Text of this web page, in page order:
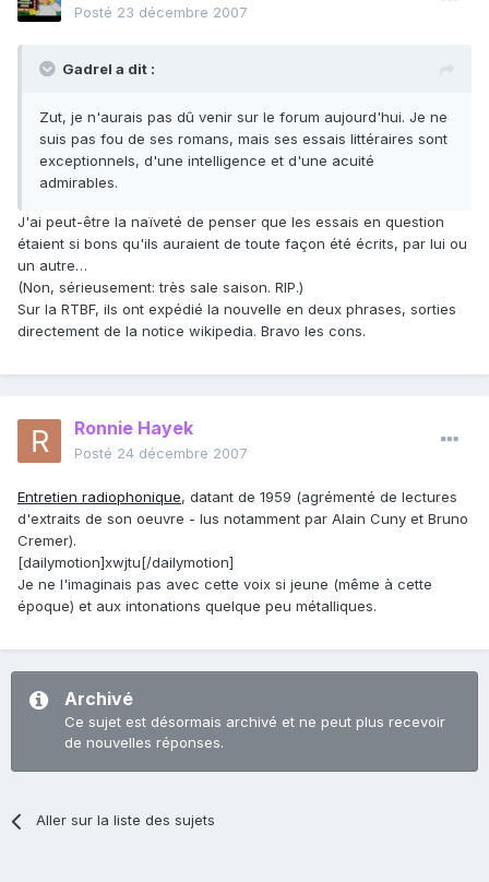
Posté 23 décembre 2007
Gadrel a dit :
Zut, je n'aurais pas dû venir sur le forum aujourd'hui. Je ne
suis pas fou de ses romans, mais ses essais littéraires sont
exceptionnels, d'une intelligence et d'une acuité
admirables.
J'ai peut-être la naïveté de penser que les essais en question
étaient si bons qu'ils auraient de toute façon été écrits, par lui ou
un autre…
(Non, sérieusement: très sale saison. RIP.)
Sur la RTBF, ils ont expédié la nouvelle en deux phrases, sorties
directement de la notice wikipedia. Bravo les cons.
Ronnie Hayek
Posté 24 décembre 2007
Entretien radiophonique, datant de 1959 (agrémenté de lectures
d'extraits de son oeuvre - lus notamment par Alain Cuny et Bruno
Cremer).
[dailymotion]xwjtu[/dailymotion]
Je ne l'imaginais pas avec cette voix si jeune (même à cette
époque) et aux intonations quelque peu métalliques.
Archivé
Ce sujet est désormais archivé et ne peut plus recevoir
de nouvelles réponses.
Aller sur la liste des sujets